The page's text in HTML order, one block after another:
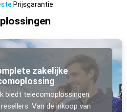
Prijsgarantie
zakelijke
biedt telecomoplossingen
Van de inkoop van